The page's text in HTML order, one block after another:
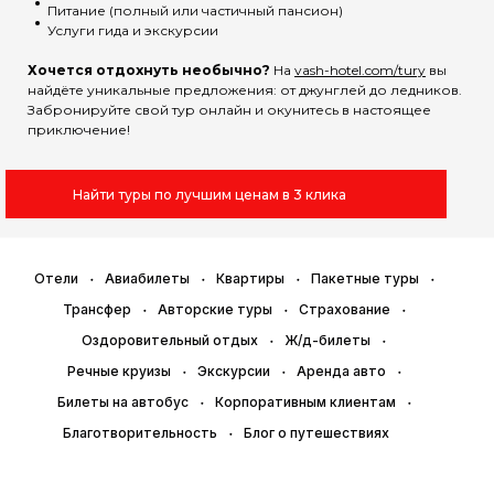
Питание (полный или частичный пансион)
Услуги гида и экскурсии
Хочется отдохнуть необычно? На vash-hotel.com/tury вы
найдёте уникальные предложения: от джунглей до ледников.
Забронируйте свой тур онлайн и окунитесь в настоящее
приключение!
Найти туры по лучшим ценам в 3 клика
Отели Авиабилеты Квартиры
Пакетные туры
Трансфер
Авторские туры
Страхование
Оздоровительный отдых
Ж/д-билеты
Речные круизы
Экскурсии
Аренда авто
Билеты на автобус
Корпоративным клиентам
Благотворительность
Блог о путешествиях